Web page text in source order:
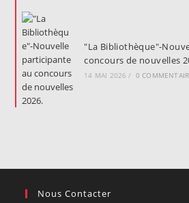
"La Bibliothèque"-
concours de nouvelles
14 MAI 2026 / 0
Nous Contacter